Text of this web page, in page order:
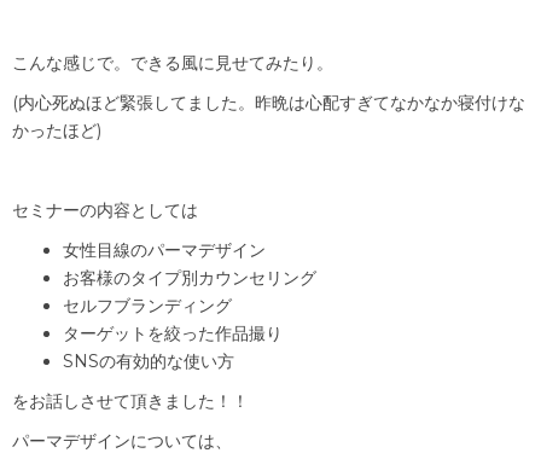
こんな感じで。できる風に見せてみたり。
(内心死ぬほど緊張してました。昨晩は心配すぎてなかなか寝付けな
かったほど)
セミナーの内容としては
女性目線のパーマデザイン
お客様のタイプ別カウンセリング
セルフブランディング
ターゲットを絞った作品撮り
SNSの有効的な使い方
をお話しさせて頂きました！！
パーマデザインについては、